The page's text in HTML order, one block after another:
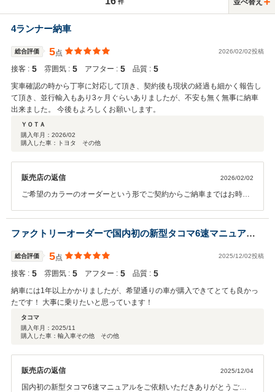
4ランナー納車
総合評価 5点 2026/02/02投稿
接客 : 5 雰囲気 : 5 アフター : 5 品質 : 5
実車確認の時から丁寧に対応して頂き、契約後も現状の経過も細かく報告し
て頂き、並行輸入もあり3ヶ月ぐらいありましたが、不安も無く無事に納車
出来ました。 今後もよろしくお願いします。
ＹＯＴＡ
購入年月： 2026/02
購入した車：トヨタ その他
販売店の返信 2026/02/02
ご希望のカラーのオーダーという形でご契約からご納車まではお時間
うで本当に良かったです！ありがとうございました！遠方ではありま
すが今後ともよろしくお願いいたします。
ファクトリーオーダーで国内初の新型タコマ6速マニュア納
総合評価 5点 2025/12/02投稿
接客 : 5 雰囲気 : 5 アフター : 5 品質 : 5
納車には1年以上かかりましたが、希望通りの車が購入できてとても良かっ
たです！ 大事に乗りたいと思っています！
タコマ
購入年月： 2025/11
購入した車：輸入車その他 その他
販売店の返信 2025/12/04
国内初の新型タコマ6速マニュアルをご依頼いただきありがとうござ